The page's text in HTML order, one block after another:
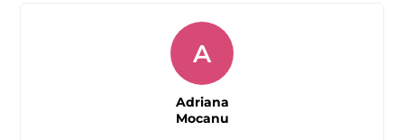
A
Adriana
Mocanu